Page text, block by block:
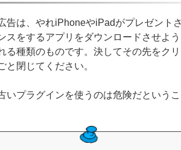
は、やれiPhoneやiPadがプレゼント
スをするアプリをダウンロードさせよ
る種類のものです。決してその先をク
と閉じてください。
プラグインを使うのは危険だという